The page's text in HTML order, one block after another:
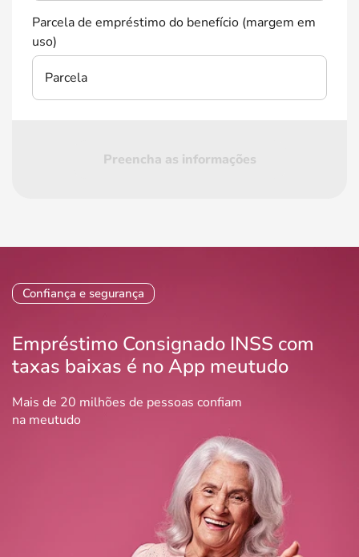
Parcela de empréstimo do benefício (margem em
uso)
Parcela
Preencha as informações
Confiança e segurança
Empréstimo Consignado INSS com
taxas baixas é no App meutudo
Mais de 20 milhões de pessoas confiam
na meutudo